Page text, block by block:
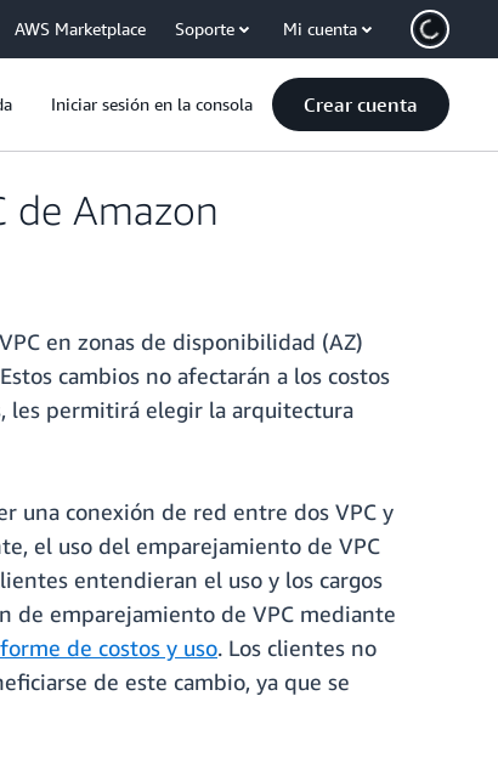
AWS Marketplace Soporte Mi cuenta
Iniciar sesión en la consola Crear cuenta
de Amazon
en zonas de disponibilidad (AZ)
cambios no afectarán a los costos
les permitirá elegir la arquitectura
una conexión de red entre dos VPC y
el uso del emparejamiento de VPC
entendieran el uso y los cargos
de emparejamiento de VPC mediante
de costos y uso. Los clientes no
de este cambio, ya que se